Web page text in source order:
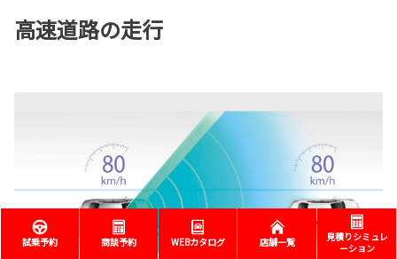
高速道路の走行
試乗予約 商談予約 WEBカタログ 店舗一覧
見積りシミュレ
ーション